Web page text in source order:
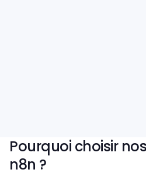
Pourquoi choisir
n8n ?